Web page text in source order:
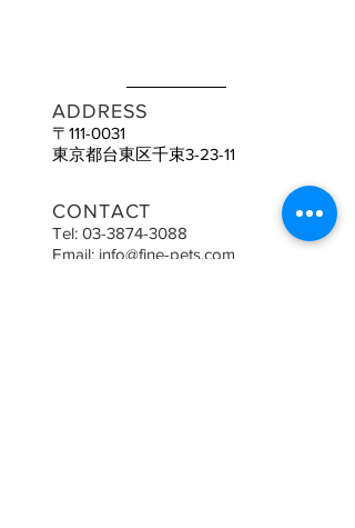
ADDRESS
〒111-0031
​東京都台東区千束3-23-11
CONTACT
Tel: 03-3874-3088
Email: info@fine-pets.com